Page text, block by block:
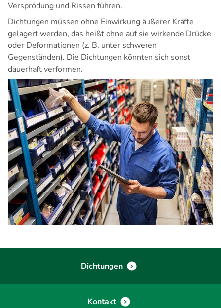
Versprödung und Rissen führen.
Dichtungen müssen ohne Einwirkung äußerer Kräfte
gelagert werden, das heißt ohne auf sie wirkende Drücke
oder Deformationen (z. B. unter schweren
Gegenständen). Die Dichtungen könnten sich sonst
dauerhaft verformen.
Dichtungen
Kontakt